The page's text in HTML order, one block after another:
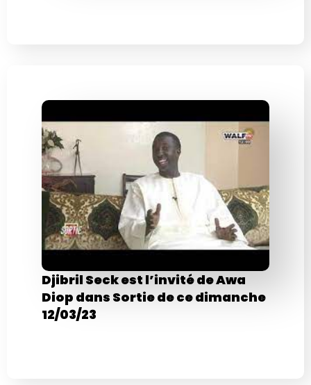
Djibril Seck est l’invité de Awa
Diop dans Sortie de ce dimanche
12/03/23